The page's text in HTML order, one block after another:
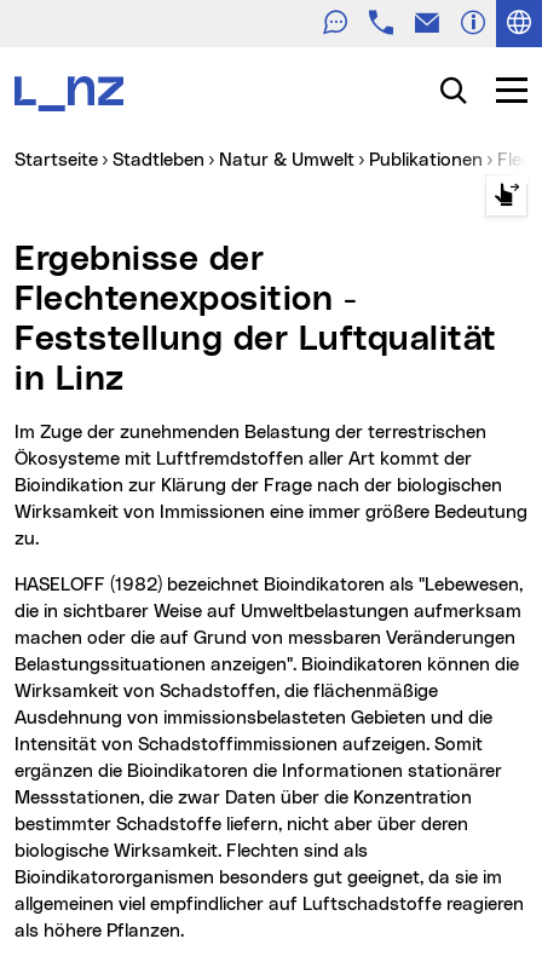
TelefonE-Mail
Suche
Sie sind hier:
Startseite Stadtleben Natur & Umwelt Publikationen
Ergebnisse der
Flechtenexposition -
Feststellung der Luftqualität
in Linz
Ökosysteme mit Luftfremdstoffen aller Art kommt der
Bioindikation zur Klärung der Frage nach der biologischen
Wirksamkeit von Immissionen eine immer größere Bedeutung
zu.
HASELOFF (1982) bezeichnet Bioindikatoren als "Lebewesen,
die in sichtbarer Weise auf Umweltbelastungen aufmerksam
machen oder die auf Grund von messbaren Veränderungen
Belastungssituationen anzeigen". Bioindikatoren können die
Wirksamkeit von Schadstoffen, die flächenmäßige
Ausdehnung von immissionsbelasteten Gebieten und die
Intensität von Schadstoffimmissionen aufzeigen. Somit
ergänzen die Bioindikatoren die Informationen stationärer
Messstationen, die zwar Daten über die Konzentration
bestimmter Schadstoffe liefern, nicht aber über deren
biologische Wirksamkeit. Flechten sind als
Bioindikatororganismen besonders gut geeignet, da sie im
allgemeinen viel empfindlicher auf Luftschadstoffe reagieren
als höhere Pflanzen.